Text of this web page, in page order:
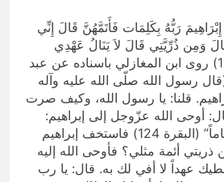
إِبْرَاهِيمَ رَبُّهُ بِكَلِمَات فَأَتَمَّهُنَّ قَالَ إِنِّي
وَمِن ذُرِّيَّتِي قَالَ لاَ يَنَالُ عَهْدِي
الظَّالِمِينَ” (البقرة 124) روى ابن المغازلي باسناده عن عبد
رسول الله صلّى الله عليه وآله
قلنا: يا رسول الله، وكيف صرت
أوحى الله عزّوجل إلى إبراهيم:
“إِنِّي جَاعِلُكَ لِلنَّاسِ إِمَاماً” (البقرة 124) فاستخف إبراهيم
أئمة مثلي؟ فأوحى الله إليه
عهداً لا أفي لك به. قال: يا رب